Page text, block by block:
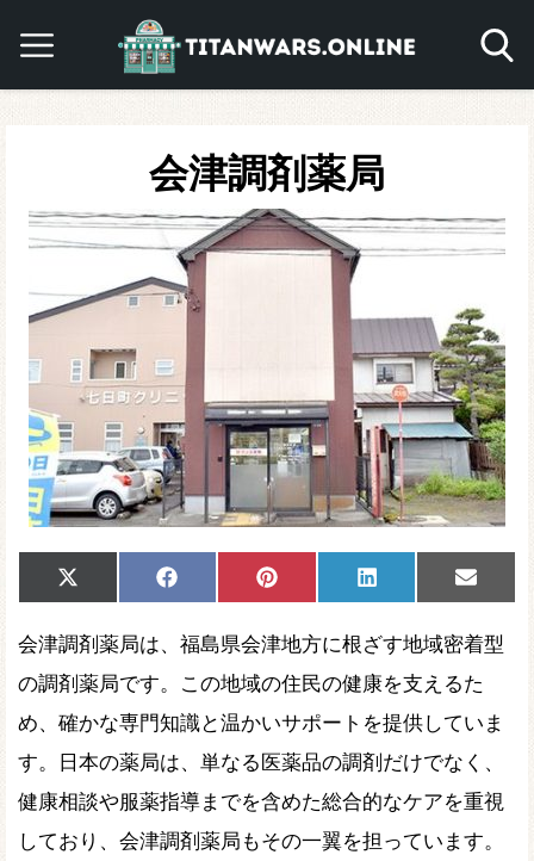
会津調剤薬局
Share
on
X
(Twitter)
Share
on
Facebook Share
on
Pinterest Share
on
LinkedIn
Share
on
Email
会津調剤薬局は、福島県会津地方に根ざす地域密着型
の調剤薬局です。この地域の住民の健康を支えるた
め、確かな専門知識と温かいサポートを提供していま
す。日本の薬局は、単なる医薬品の調剤だけでなく、
健康相談や服薬指導までを含めた総合的なケアを重視
しており、会津調剤薬局もその一翼を担っています。